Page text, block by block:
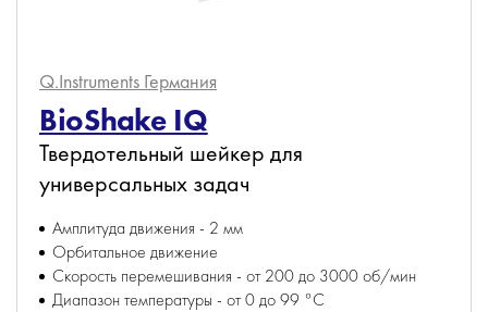
Q.Instruments Германия
BioShake IQ
Твердотельный шейкер для
универсальных задач
Амплитуда движения - 2 мм
Орбитальное движение
Скорость перемешивания - от 200 до 3000 об/мин
Диапазон температуры - от 0 до 99 °С